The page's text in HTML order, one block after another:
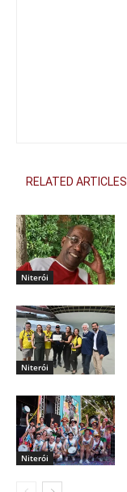
RELATED ARTICLES
Niterói
Niterói
Niterói